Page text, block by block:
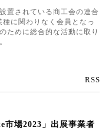
置されている商工会の連合
に関わりなく会員となっ
ために総合的な活動に取り
RSS
場2023」出展事業者